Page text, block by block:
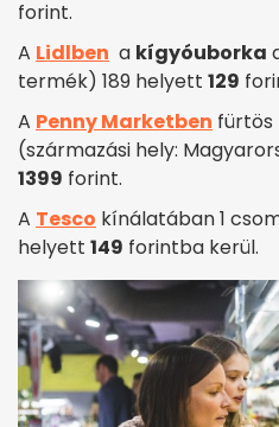
forint.
A Lidlben a kígyóuborka
termék) 189 helyett 129
A Penny Marketben fürtös
(származási hely:
1399 forint.
A Tesco kínálatában 1
helyett 149 forintba kerül.